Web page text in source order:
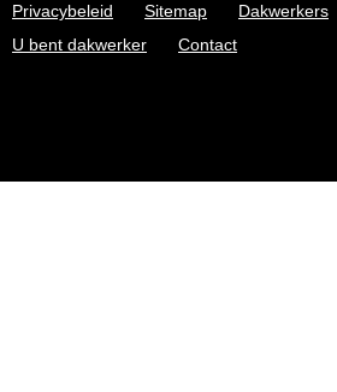
Privacybeleid
Sitemap Dakwerkers
U bent dakwerker
Contact